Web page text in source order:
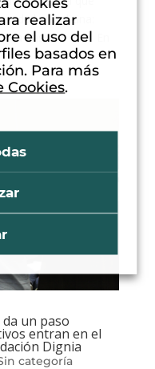
de la medicina:
hasta el final. En
un paso
entran en el
Dignia
categoría
realizar
el uso del
basados en
Para más
Cookies.